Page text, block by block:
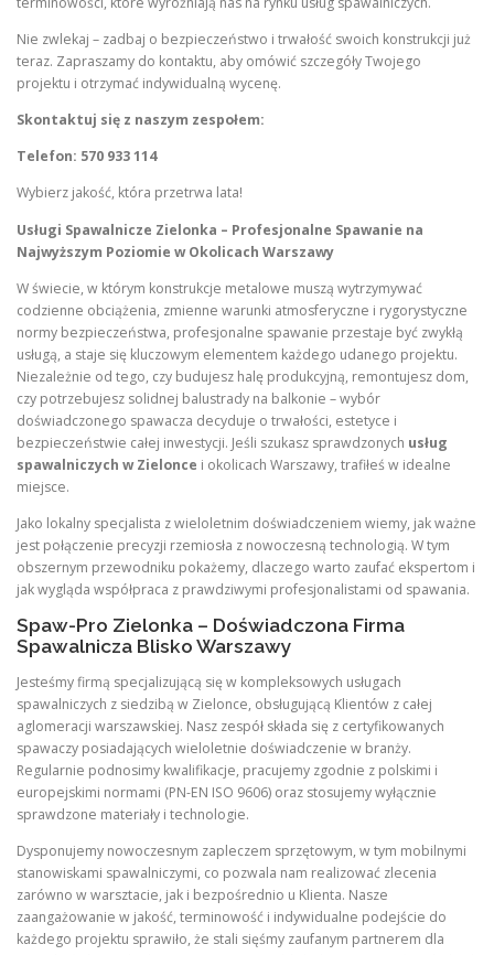
Nie zwlekaj – zadbaj o bezpieczeństwo i trwałość swoich konstrukcji już
teraz. Zapraszamy do kontaktu, aby omówić szczegóły Twojego
projektu i otrzymać indywidualną wycenę.
Skontaktuj się z naszym zespołem:
Telefon: 570 933 114
Wybierz jakość, która przetrwa lata!
Usługi Spawalnicze Zielonka – Profesjonalne Spawanie na
Najwyższym Poziomie w Okolicach Warszawy
W świecie, w którym konstrukcje metalowe muszą wytrzymywać
codzienne obciążenia, zmienne warunki atmosferyczne i rygorystyczne
normy bezpieczeństwa, profesjonalne spawanie przestaje być zwykłą
usługą, a staje się kluczowym elementem każdego udanego projektu.
Niezależnie od tego, czy budujesz halę produkcyjną, remontujesz dom,
czy potrzebujesz solidnej balustrady na balkonie – wybór
doświadczonego spawacza decyduje o trwałości, estetyce i
bezpieczeństwie całej inwestycji. Jeśli szukasz sprawdzonych usług
spawalniczych w Zielonce i okolicach Warszawy, trafiłeś w idealne
miejsce.
Jako lokalny specjalista z wieloletnim doświadczeniem wiemy, jak ważne
jest połączenie precyzji rzemiosła z nowoczesną technologią. W tym
obszernym przewodniku pokażemy, dlaczego warto zaufać ekspertom i
jak wygląda współpraca z prawdziwymi profesjonalistami od spawania.
Spaw-Pro Zielonka – Doświadczona Firma
Spawalnicza Blisko Warszawy
Jesteśmy firmą specjalizującą się w kompleksowych usługach
spawalniczych z siedzibą w Zielonce, obsługującą Klientów z całej
aglomeracji warszawskiej. Nasz zespół składa się z certyfikowanych
spawaczy posiadających wieloletnie doświadczenie w branży.
Regularnie podnosimy kwalifikacje, pracujemy zgodnie z polskimi i
europejskimi normami (PN-EN ISO 9606) oraz stosujemy wyłącznie
sprawdzone materiały i technologie.
Dysponujemy nowoczesnym zapleczem sprzętowym, w tym mobilnymi
stanowiskami spawalniczymi, co pozwala nam realizować zlecenia
zarówno w warsztacie, jak i bezpośrednio u Klienta. Nasze
zaangażowanie w jakość, terminowość i indywidualne podejście do
każdego projektu sprawiło, że stali sięśmy zaufanym partnerem dla